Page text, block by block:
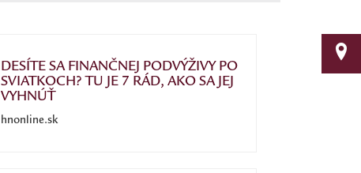
DESÍTE SA FINANČNEJ PODVÝŽIVY PO
SVIATKOCH? TU JE 7 RÁD, AKO SA JEJ
VYHNÚŤ
hnonline.sk